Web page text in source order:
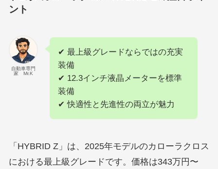
ント
自動車専門
家 Mr.K
✔ 最上級グレードならではの充実
装備
✔ 12.3インチ液晶メーターを標準
装備
✔ 快適性と先進性の両立が魅力
「HYBRID Z」は、2025年モデルのカローラクロス
における最上級グレードです。価格は343万円〜